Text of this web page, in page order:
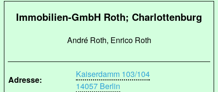
Immobilien-GmbH Roth; Charlottenburg
André Roth, Enrico Roth
Adresse:
Kaiserdamm 103/104
14057 Berlin